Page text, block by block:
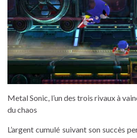
Metal Sonic, l’un des trois rivaux à
du chaos
L’argent cumulé suivant son succès